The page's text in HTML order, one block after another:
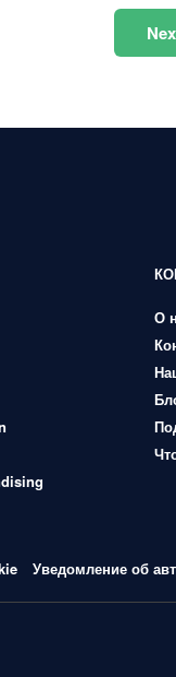
О
Уведомление об